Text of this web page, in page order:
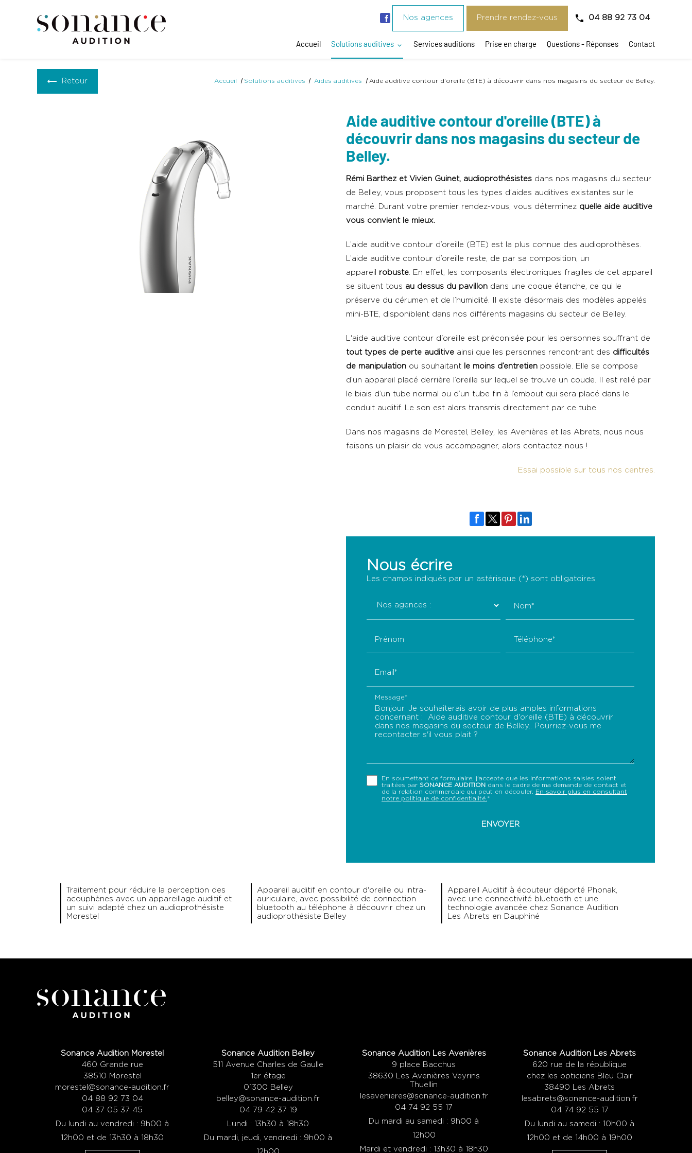
Nos agences Prendre rendez-vous 04 88 92 73 04
Accueil Solutions auditives Services auditions Prise en charge Questions - Réponses Contact
Accueil Solutions auditives Aides auditives Aide auditive contour d'oreille (BTE) à découvrir dans nos magasins du secteur de Belley.
Retour
Aide auditive contour d'oreille (BTE) à
découvrir dans nos magasins du secteur de
Belley.
Rémi Barthez et Vivien Guinet, audioprothésistes dans nos magasins du secteur
de Belley, vous proposent tous les types d’aides auditives existantes sur le
marché. Durant votre premier rendez-vous, vous déterminez quelle aide auditive
vous convient le mieux.
L’aide auditive contour d’oreille (BTE) est la plus connue des audioprothèses.
L’aide auditive contour d’oreille reste, de par sa composition, un
appareil robuste. En effet, les composants électroniques fragiles de cet appareil
se situent tous au dessus du pavillon dans une coque étanche, ce qui le
préserve du cérumen et de l’humidité. Il existe désormais des modèles appelés
mini-BTE, disponiblent dans nos différents magasins du secteur de Belley.
L'aide auditive contour d'oreille est préconisée pour les personnes souffrant de
tout types de perte auditive ainsi que les personnes rencontrant des difficultés
de manipulation ou souhaitant le moins d’entretien possible. Elle se compose
d’un appareil placé derrière l’oreille sur lequel se trouve un coude. Il est relié par
le biais d’un tube normal ou d’un tube fin à l’embout qui sera placé dans le
conduit auditif. Le son est alors transmis directement par ce tube.
Dans nos magasins de Morestel, Belley, les Avenières et les Abrets, nous nous
faisons un plaisir de vous accompagner, alors contactez-nous !
Essai possible sur tous nos centres.
Nous écrire
Les champs indiqués par un astérisque (*) sont obligatoires
Nom*
Prénom Téléphone*
Email*
Message*
En soumettant ce formulaire, j'accepte que les informations saisies soient
traitées par SONANCE AUDITION dans le cadre de ma demande de contact et
de la relation commerciale qui peut en découler. En savoir plus en consultant
notre politique de confidentialité. *
Traitement pour réduire la perception des
acouphènes avec un appareillage auditif et
un suivi adapté chez un audioprothésiste
Morestel
Appareil auditif en contour d'oreille ou intra-
auriculaire, avec possibilité de connection
bluetooth au téléphone à découvrir chez un
audioprothésiste Belley
Appareil Auditif à écouteur déporté Phonak,
avec une connectivité bluetooth et une
technologie avancée chez Sonance Audition
Les Abrets en Dauphiné
Sonance Audition Morestel
460 Grande rue
38510 Morestel
morestel@sonance-audition.fr
04 88 92 73 04
04 37 05 37 45
Du lundi au vendredi : 9h00 à
12h00 et de 13h30 à 18h30
Sonance Audition Belley
511 Avenue Charles de Gaulle
1er étage
01300 Belley
belley@sonance-audition.fr
04 79 42 37 19
Lundi : 13h30 à 18h30
Du mardi, jeudi, vendredi : 9h00 à
Sonance Audition Les Avenières
9 place Bacchus
38630 Les Avenières Veyrins
Thuellin
lesavenieres@sonance-audition.fr
04 74 92 55 17
Du mardi au samedi : 9h00 à
12h00
Mardi et vendredi : 13h30 à 18h30
Sonance Audition Les Abrets
620 rue de la république
chez les opticiens Bleu Clair
38490 Les Abrets
lesabrets@sonance-audition.fr
04 74 92 55 17
Du lundi au samedi : 10h00 à
12h00 et de 14h00 à 19h00